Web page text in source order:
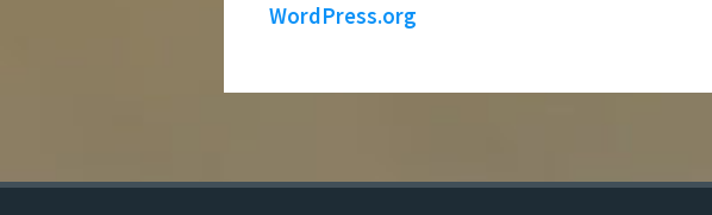
WordPress.org